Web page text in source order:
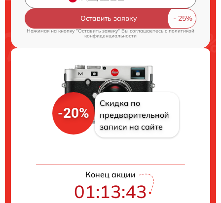
Оставить заявку
Нажимая на кнопку "Оставить заявку" Вы соглашаетесь cполитикой
конфиденциальности
-20%
Скидка по
предварительной
записи на сайте
Конец акции
01:13:42